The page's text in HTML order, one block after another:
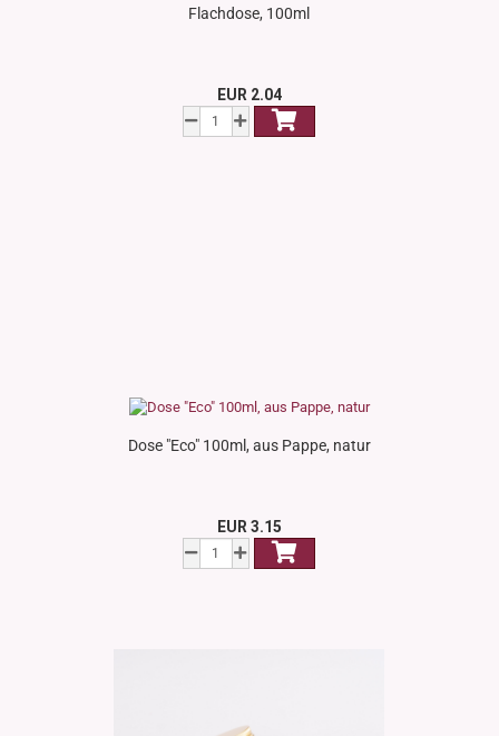
Flachdose, 100ml
EUR 2.04
Dose "Eco" 100ml, aus Pappe, natur
EUR 3.15